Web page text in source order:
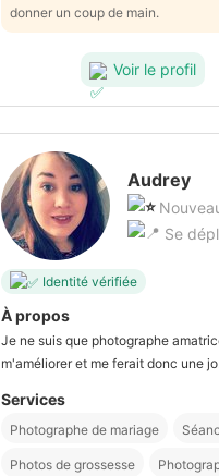
donner un coup de main.
Voir le profil
Audrey
Se
Identité vérifiée
À propos
Je ne suis que photographe
m'améliorer et me ferait donc une
Services
Photographe de mariage
Photos de grossesse